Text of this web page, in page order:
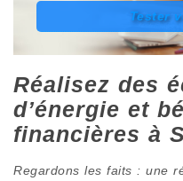
Tester
Réalisez des
d’énergie et
financières à
Regardons les faits : une